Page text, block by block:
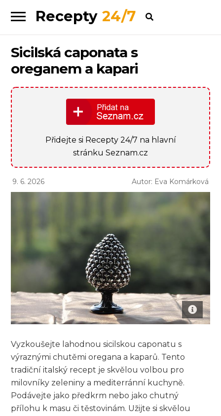
Skip
to
navigation
Skip
to
content
Recepty 24/7
Sicilská caponata s
oreganem a kapari
Přidejte si Recepty 24/7 na hlavní
stránku Seznam.cz
9. 6. 2026 Autor: Eva Komárková
Vyzkoušejte lahodnou sicilskou caponatu s
výraznými chutěmi oregana a kaparů. Tento
tradiční italský recept je skvělou volbou pro
milovníky zeleniny a mediterránní kuchyně.
Podávejte jako předkrm nebo jako chutný
přílohu k masu či těstovinám. Užijte si skvělou